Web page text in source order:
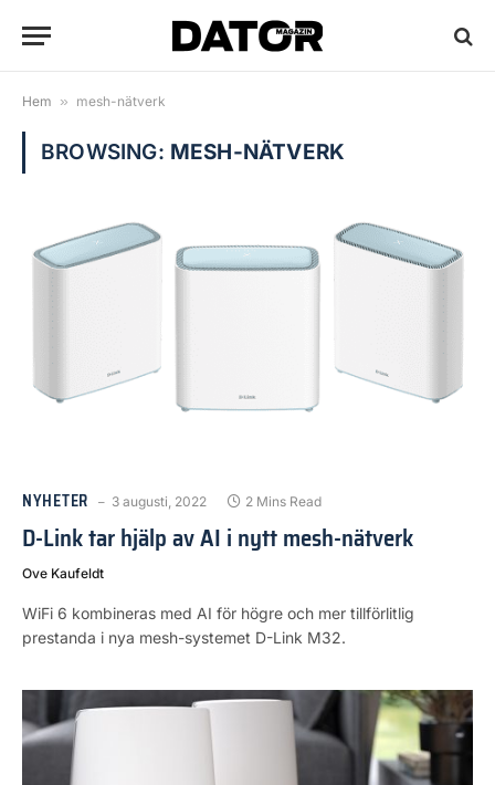
Hem » mesh-nätverk
BROWSING: MESH-NÄTVERK
NYHETER 3 augusti, 2022 2 Mins Read
D-Link tar hjälp av AI i nytt mesh-nätverk
Ove Kaufeldt
WiFi 6 kombineras med AI för högre och mer tillförlitlig
prestanda i nya mesh-systemet D-Link M32.